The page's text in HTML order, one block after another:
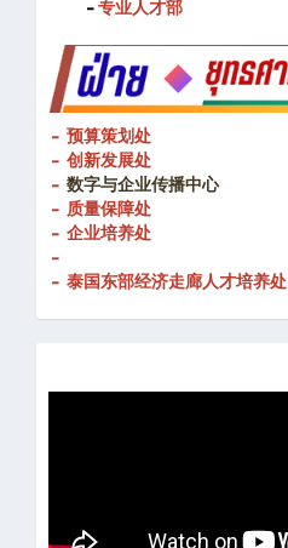
-专业人才部
- 预算策划处
- 创新发展处
- 数字与企业传播中心
- 质量保障处
- 企业培养处
-
- 泰国东部经济走廊人才培养处